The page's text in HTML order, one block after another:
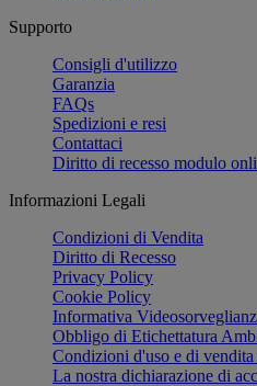
Supporto
Consigli d'utilizzo
Garanzia
FAQs
Spedizioni e resi
Contattaci
Diritto di recesso modulo
Informazioni Legali
Condizioni di Vendita
Diritto di Recesso
Privacy Policy
Cookie Policy
Informativa
Obbligo di Etichettatura
Condizioni d'uso e di vendita
La nostra dichiarazione di